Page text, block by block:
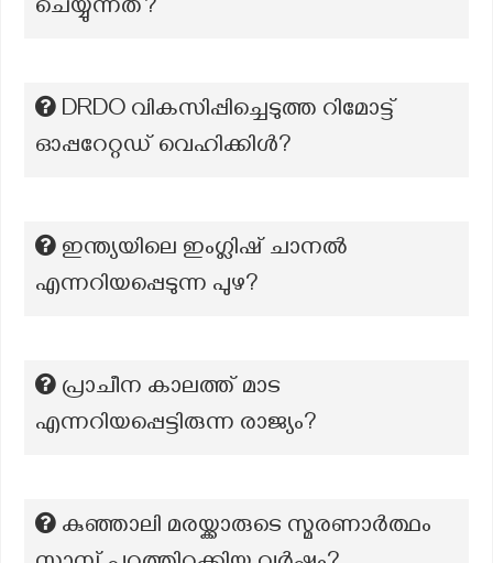
ചെയ്യുന്നത്?
DRDO വികസിപ്പിച്ചെടുത്ത റിമോട്ട്
ഓപ്പറേറ്റഡ് വെഹിക്കിൾ?
ഇന്ത്യയിലെ ഇംഗ്ലിഷ് ചാനൽ
എന്നറിയപ്പെടുന്ന പുഴ?
പ്രാചീന കാലത്ത് മാട
എന്നറിയപ്പെട്ടിരുന്ന രാജ്യം?
കുഞ്ഞാലി മരയ്ക്കാരുടെ സ്മരണാർത്ഥം